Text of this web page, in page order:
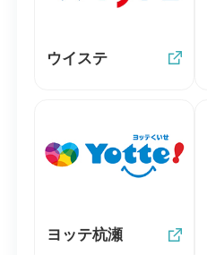
ウイステ
ヨッテ杭瀬